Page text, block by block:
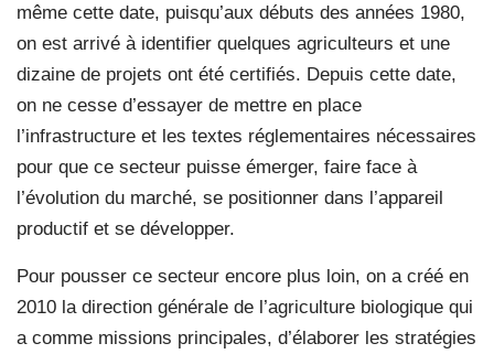
même cette date, puisqu’aux débuts des années 1980,
on est arrivé à identifier quelques agriculteurs et une
dizaine de projets ont été certifiés. Depuis cette date,
on ne cesse d’essayer de mettre en place
l’infrastructure et les textes réglementaires nécessaires
pour que ce secteur puisse émerger, faire face à
l’évolution du marché, se positionner dans l’appareil
productif et se développer.
Pour pousser ce secteur encore plus loin, on a créé en
2010 la direction générale de l’agriculture biologique qui
a comme missions principales, d’élaborer les stratégies